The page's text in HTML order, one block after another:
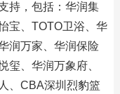
持，包括：华润集
宝、TOTO卫浴、华
润万家、华润保险
玺、华润万象府、
、CBA深圳烈豹篮